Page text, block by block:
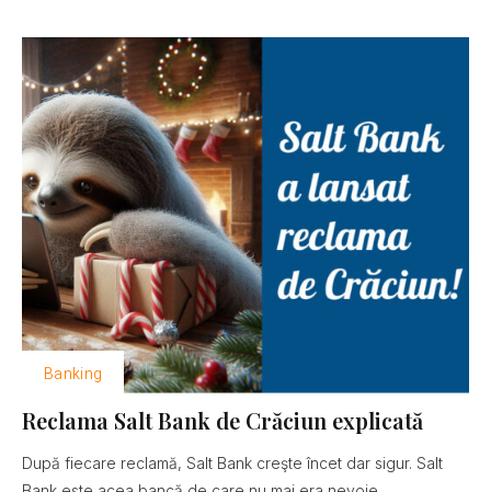
Banking
Reclama Salt Bank de Crăciun explicată
După fiecare reclamă, Salt Bank creşte încet dar sigur. Salt